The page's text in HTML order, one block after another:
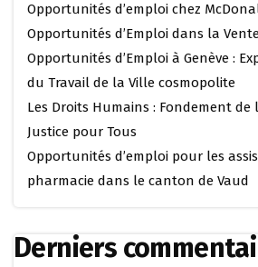
Opportunités d’emploi chez
Opportunités d’Emploi dans la
Opportunités d’Emploi à Genève :
du Travail de la Ville cosmopolite
Les Droits Humains : Fondement de
Justice pour Tous
Opportunités d’emploi pour les
pharmacie dans le canton de Vaud
Derniers